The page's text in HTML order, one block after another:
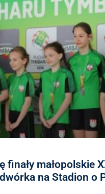
finały małopolskie
na Stadion o